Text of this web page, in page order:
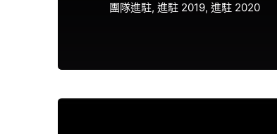
團隊進駐 進駐 2019 進駐 2020